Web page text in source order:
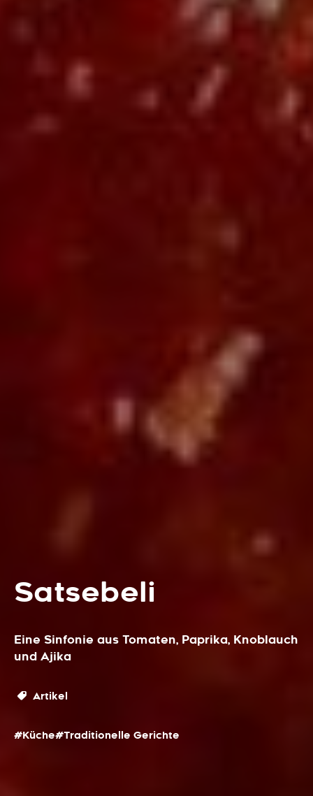
Satsebeli
Eine Sinfonie aus Tomaten, Paprika, Knoblauch
und Ajika
Artikel
#Küche#Traditionelle Gerichte